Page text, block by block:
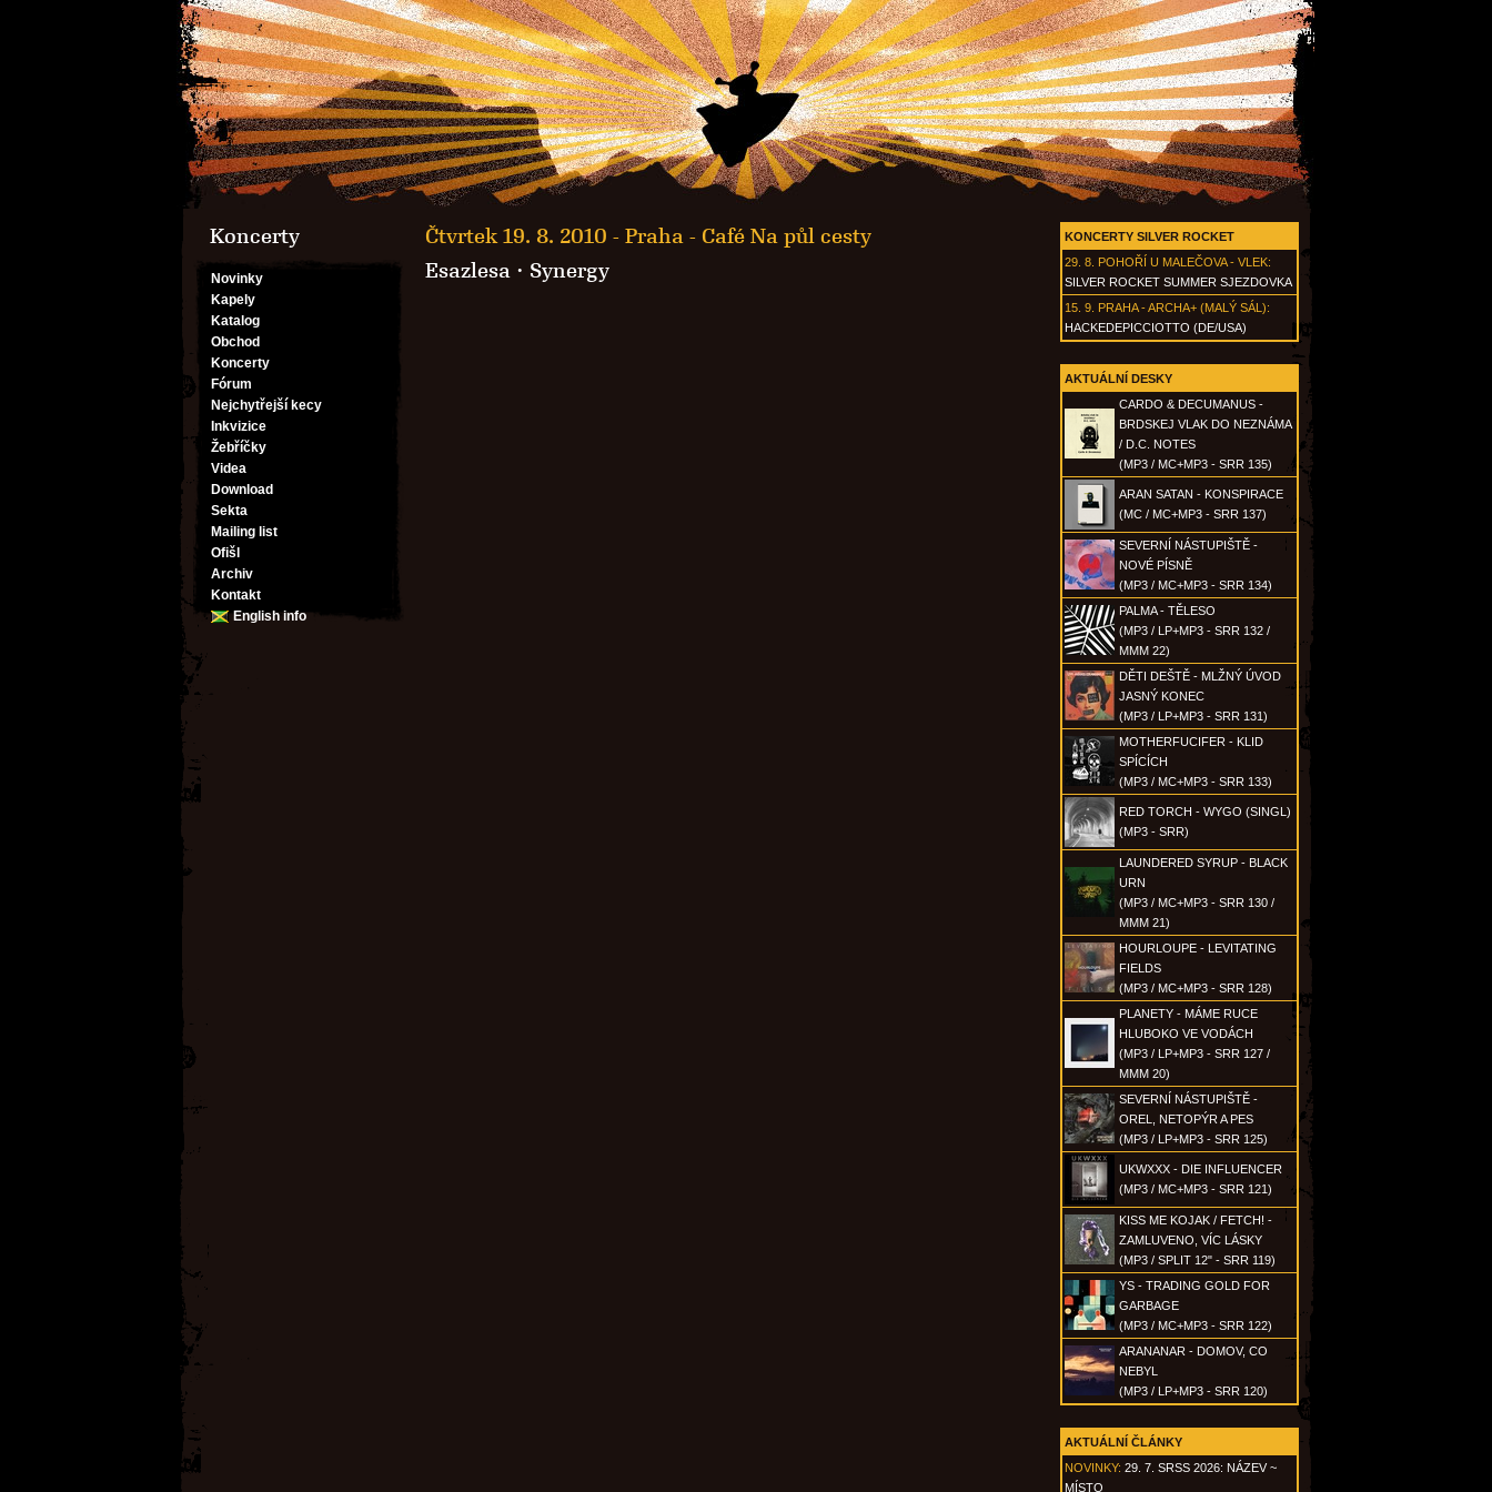
Koncerty
Novinky
Kapely
Katalog
Obchod
Koncerty
Fórum
Nejchytřejší kecy
Inkvizice
Žebříčky
Videa
Download
Sekta
Mailing list
Ofišl
Archiv
Kontakt
English info
KONCERTY SILVER ROCKET
29. 8. POHOŘÍ U MALEČOVA - VLEK:
SILVER ROCKET SUMMER SJEZDOVKA
15. 9. PRAHA - ARCHA+ (MALÝ SÁL):
HACKEDEPICCIOTTO (DE/USA)
AKTUÁLNÍ DESKY
CARDO & DECUMANUS -
BRDSKEJ VLAK DO NEZNÁMA
/ D.C. NOTES
(MP3 / MC+MP3 - SRR 135)
ARAN SATAN - KONSPIRACE
(MC / MC+MP3 - SRR 137)
SEVERNÍ NÁSTUPIŠTĚ -
NOVÉ PÍSNĚ
(MP3 / MC+MP3 - SRR 134)
PALMA - TĚLESO
(MP3 / LP+MP3 - SRR 132 /
MMM 22)
DĚTI DEŠTĚ - MLŽNÝ ÚVOD
JASNÝ KONEC
(MP3 / LP+MP3 - SRR 131)
MOTHERFUCIFER - KLID
SPÍCÍCH
(MP3 / MC+MP3 - SRR 133)
RED TORCH - WYGO (SINGL)
(MP3 - SRR)
LAUNDERED SYRUP - BLACK
URN
(MP3 / MC+MP3 - SRR 130 /
MMM 21)
HOURLOUPE - LEVITATING
FIELDS
(MP3 / MC+MP3 - SRR 128)
PLANETY - MÁME RUCE
HLUBOKO VE VODÁCH
(MP3 / LP+MP3 - SRR 127 /
MMM 20)
SEVERNÍ NÁSTUPIŠTĚ -
OREL, NETOPÝR A PES
(MP3 / LP+MP3 - SRR 125)
UKWXXX - DIE INFLUENCER
(MP3 / MC+MP3 - SRR 121)
KISS ME KOJAK / FETCH! -
ZAMLUVENO, VÍC LÁSKY
(MP3 / SPLIT 12" - SRR 119)
YS - TRADING GOLD FOR
GARBAGE
(MP3 / MC+MP3 - SRR 122)
ARANANAR - DOMOV, CO
NEBYL
(MP3 / LP+MP3 - SRR 120)
AKTUÁLNÍ ČLÁNKY
NOVINKY: 29. 7. SRSS 2026: NÁZEV ~
MÍSTO
Čtvrtek 19. 8. 2010 - Praha - Café Na půl cesty
Esazlesa · Synergy